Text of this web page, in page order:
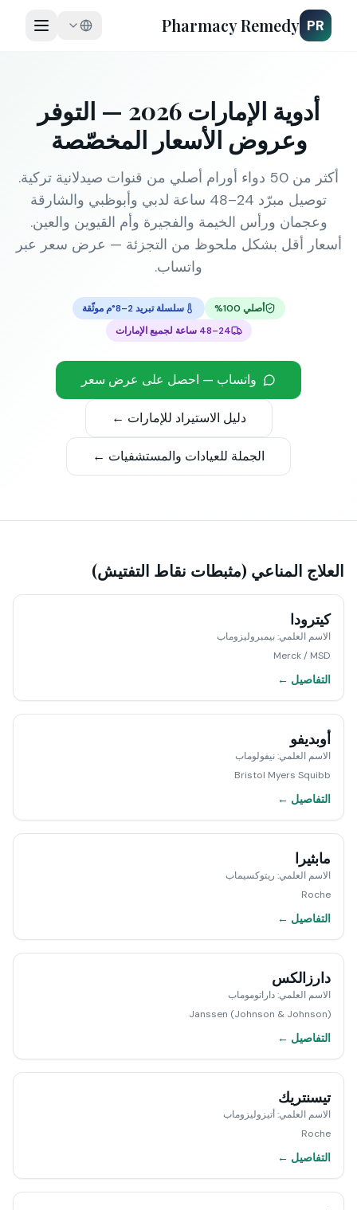
PR
Pharmacy Remedy
أدوية الإمارات 2026 — التوفر
وعروض الأسعار المخصّصة
أكثر من 50 دواء أورام أصلي من قنوات صيدلانية تركية.
توصيل مبرّد 24–48 ساعة لدبي وأبوظبي والشارقة
وعجمان ورأس الخيمة والفجيرة وأم القيوين والعين.
أسعار أقل بشكل ملحوظ من التجزئة — عرض سعر عبر
واتساب.
أصلي 100%
سلسلة تبريد 2–8°م موثّقة
24–48 ساعة لجميع الإمارات
واتساب — احصل على عرض سعر
دليل الاستيراد للإمارات ←
الجملة للعيادات والمستشفيات ←
العلاج المناعي (مثبطات نقاط التفتيش)
كيترودا
الاسم العلمي:بيمبروليزوماب
Merck / MSD
التفاصيل ←
أوبديفو
الاسم العلمي:نيفولوماب
Bristol Myers Squibb
التفاصيل ←
مابثيرا
الاسم العلمي: ريتوكسيماب
Roche
التفاصيل ←
دارزالكس
الاسم العلمي:داراتوموماب
Janssen (Johnson & Johnson)
التفاصيل ←
تيسنتريك
الاسم العلمي:أتيزوليزوماب
Roche
التفاصيل ←